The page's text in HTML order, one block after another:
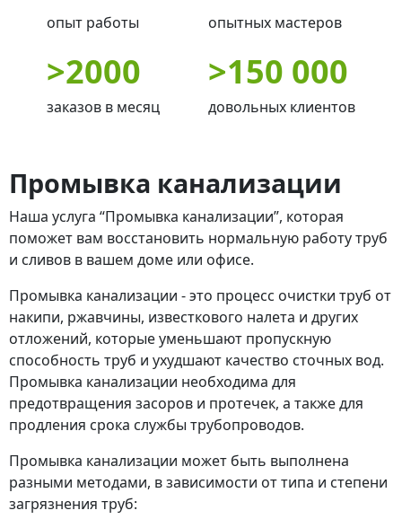
опыт работы опытных мастеров
>2000
заказов в месяц
>150 000
довольных клиентов
Промывка канализации
Наша услуга “Промывка канализации”, которая
поможет вам восстановить нормальную работу труб
и сливов в вашем доме или офисе.
Промывка канализации - это процесс очистки труб от
накипи, ржавчины, известкового налета и других
отложений, которые уменьшают пропускную
способность труб и ухудшают качество сточных вод.
Промывка канализации необходима для
предотвращения засоров и протечек, а также для
продления срока службы трубопроводов.
Промывка канализации может быть выполнена
разными методами, в зависимости от типа и степени
загрязнения труб: